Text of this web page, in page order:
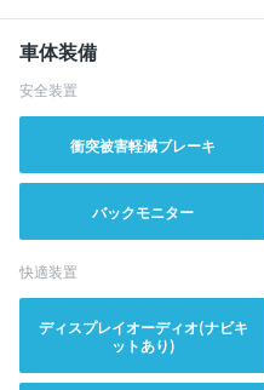
車体装備
安全装置
衝突被害軽減ブレーキ
バックモニター
快適装置
ディスプレイオーディオ(ナビキ
ットあり)